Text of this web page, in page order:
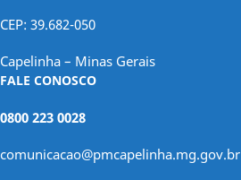
CEP: 39.682-050
Capelinha – Minas Gerais
FALE CONOSCO
0800 223 0028
comunicacao@pmcapelinha.mg.gov.br